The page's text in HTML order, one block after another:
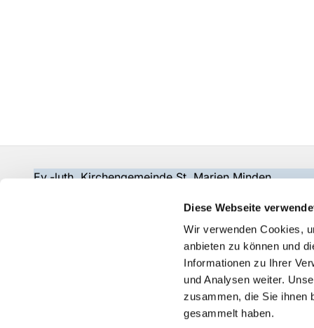
Diese Webseite
Wir verwenden Cookies,
anbieten zu können und
Informationen zu Ihrer
und Analysen weiter.
zusammen, die Sie ihnen
gesammelt haben.
Ev.-luth. Kirchengemeinde St. Marien Minden